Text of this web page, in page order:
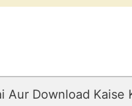
Aur Download Kaise